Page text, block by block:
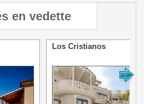
en vedette
Los Cristianos